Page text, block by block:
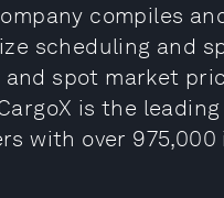
compiles
scheduling and
spot market
is the
with over